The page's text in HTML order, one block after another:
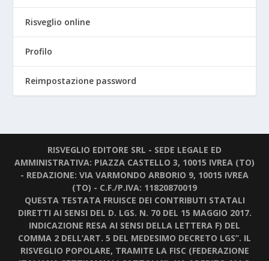
Risveglio online
Profilo
Reimpostazione password
RISVEGLIO EDITORE SRL - SEDE LEGALE ED
AMMINISTRATIVA: PIAZZA CASTELLO 3, 10015 IVREA (TO)
- REDAZIONE: VIA VARMONDO ARBORIO 9, 10015 IVREA
(TO) - C.F./P.IVA: 11820870019
QUESTA TESTATA FRUISCE DEI CONTRIBUTI STATALI
DIRETTI AI SENSI DEL D. LGS. N. 70 DEL 15 MAGGIO 2017.
INDICAZIONE RESA AI SENSI DELLA LETTERA F) DEL
COMMA 2 DELL’ART. 5 DEL MEDESIMO DECRETO LGS”. IL
RISVEGLIO POPOLARE, TRAMITE LA FISC (FEDERAZIONE